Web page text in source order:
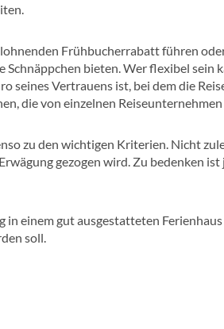
Frühbucherrabatt führen
bieten. Wer flexibel
seines Vertrauens ist, bei dem die
die von einzelnen
zu den wichtigen Kriterien. Nicht
gezogen wird. Zu bedenken
einem gut ausgestatteten
soll.